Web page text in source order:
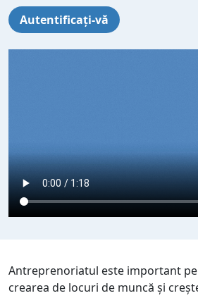
Autentificați-vă
Antreprenoriatul este important
crearea de locuri de muncă și